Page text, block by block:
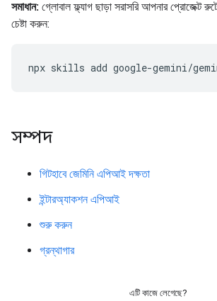
সমাধান: গ্লোবাল ফ্ল্যাগ ছাড়া সরাসরি আপনার প্রোজেক্ট
চেষ্টা করুন:
npx skills add google-gemini/
সম্পদ
গিটহাবে জেমিনি এপিআই দক্ষতা
ইন্টারঅ্যাকশন এপিআই
শুরু করুন
গ্রন্থাগার
এটি কাজে লেগেছে?